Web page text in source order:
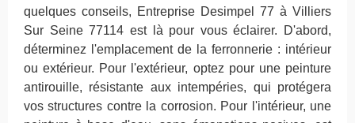
quelques conseils, Entreprise Desimpel 77 à Villiers
Sur Seine 77114 est là pour vous éclairer. D'abord,
déterminez l'emplacement de la ferronnerie : intérieur
ou extérieur. Pour l'extérieur, optez pour une peinture
antirouille, résistante aux intempéries, qui protégera
vos structures contre la corrosion. Pour l'intérieur, une